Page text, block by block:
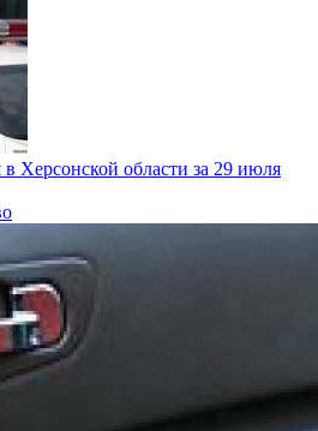
Херсонской области за 29 июля